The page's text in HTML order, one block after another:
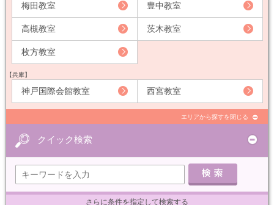
梅田教室 豊中教室
高槻教室 茨木教室
枚方教室
【兵庫】
神戸国際会館教室 西宮教室
エリアから探すを閉じる
クイック検索
さらに条件を指定して検索する